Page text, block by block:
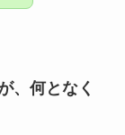
、何となく